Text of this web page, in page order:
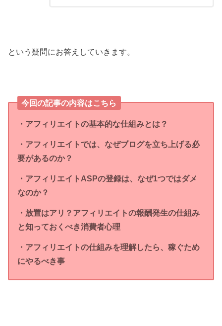
という疑問にお答えしていきます。
今回の記事の内容はこちら
・アフィリエイトの基本的な仕組みとは？
・アフィリエイトでは、なぜブログを立ち上げる必
要があるのか？
・アフィリエイトASPの登録は、なぜ1つではダメ
なのか？
・放置はアリ？アフィリエイトの報酬発生の仕組み
と知っておくべき消費者心理
・アフィリエイトの仕組みを理解したら、稼ぐため
にやるべき事